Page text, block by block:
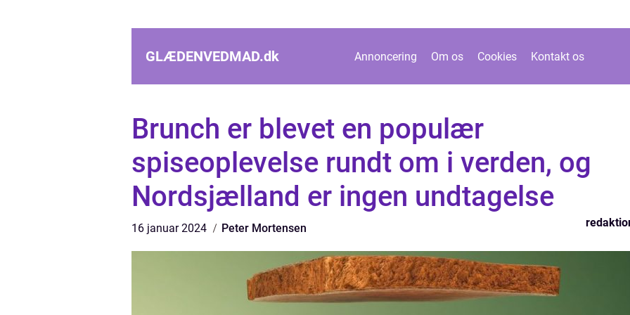
GLÆDENVEDMAD.dk Annoncering Om os Cookies Kontakt os
Brunch er blevet en populær
spiseoplevelse rundt om i verden, og
Nordsjælland er ingen undtagelse
16 januar 2024 Peter Mortensen